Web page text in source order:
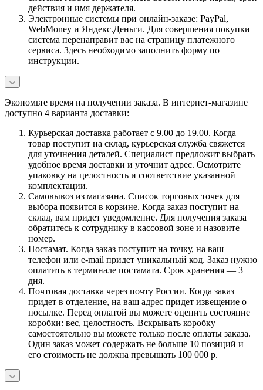
действия и имя держателя.
Электронные системы при онлайн-заказе: PayPal,
WebMoney и Яндекс.Деньги. Для совершения покупки
система перенаправит вас на страницу платежного
сервиса. Здесь необходимо заполнить форму по
инструкции.
Экономьте время на получении заказа. В интернет-магазине
доступно 4 варианта доставки:
Курьерская доставка работает с 9.00 до 19.00. Когда
товар поступит на склад, курьерская служба свяжется
для уточнения деталей. Специалист предложит выбрать
удобное время доставки и уточнит адрес. Осмотрите
упаковку на целостность и соответствие указанной
комплектации.
Самовывоз из магазина. Список торговых точек для
выбора появится в корзине. Когда заказ поступит на
склад, вам придет уведомление. Для получения заказа
обратитесь к сотруднику в кассовой зоне и назовите
номер.
Постамат. Когда заказ поступит на точку, на ваш
телефон или e-mail придет уникальный код. Заказ нужно
оплатить в терминале постамата. Срок хранения — 3
дня.
Почтовая доставка через почту России. Когда заказ
придет в отделение, на ваш адрес придет извещение о
посылке. Перед оплатой вы можете оценить состояние
коробки: вес, целостность. Вскрывать коробку
самостоятельно вы можете только после оплаты заказа.
Один заказ может содержать не больше 10 позиций и
его стоимость не должна превышать 100 000 р.